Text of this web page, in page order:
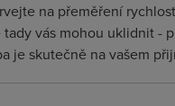
na přeměření
vás mohou uklidnit
je skutečně na vašem